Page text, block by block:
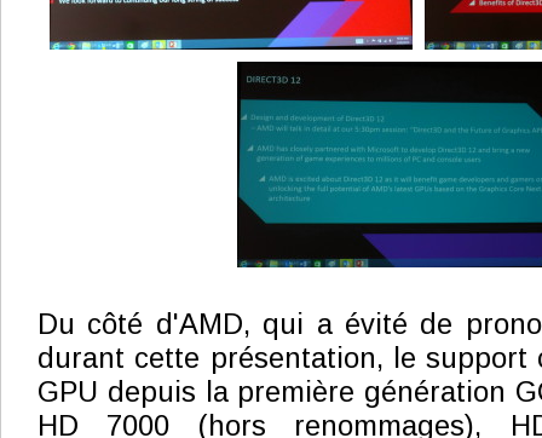
Du côté d'AMD, qui a évité de
durant cette présentation, le support
GPU depuis la première génération
HD 7000 (hors renommages),